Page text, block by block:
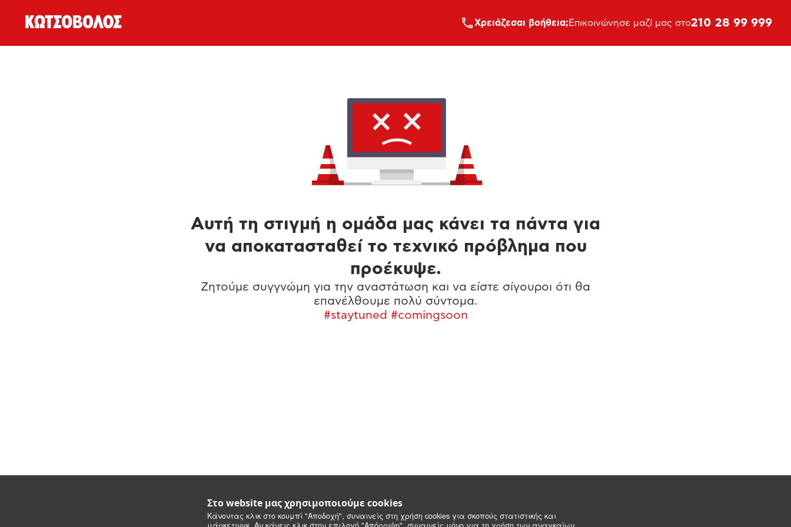
Στο website μας χρησιμοποιούμε cookies
Κάνοντας κλικ στο κουμπί "Αποδοχή", συναινείς στη χρήση cookies για σκοπούς στατιστικής και
Xρειάζεσαι βοήθεια; Επικοινώνησε μαζί μας στο210 28 99 999
Αυτή τη στιγμή η ομάδα μας κάνει τα πάντα για
να αποκατασταθεί το τεχνικό πρόβλημα που
προέκυψε.
Ζητούμε συγγνώμη για την αναστάτωση και να είστε σίγουροι ότι θα
επανέλθουμε πολύ σύντομα.
#staytuned #comingsoon